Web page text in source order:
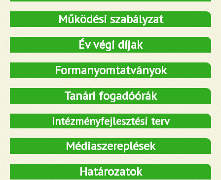
Működési szabályzat
Év végi díjak
Formanyomtatványok
Tanári fogadóórák
Intézményfejlesztési terv
Médiaszereplések
Határozatok